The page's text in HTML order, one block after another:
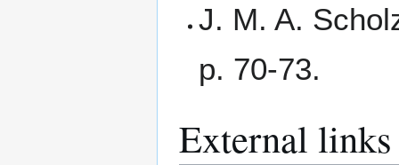
J. M. A.
p. 70-73.
External links